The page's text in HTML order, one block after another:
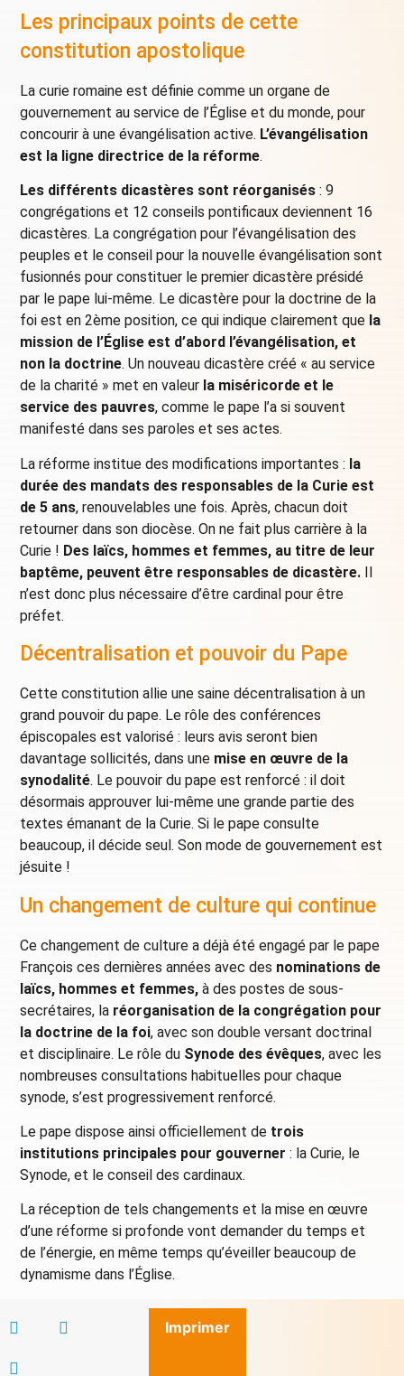
Les principaux points de cette
constitution apostolique
La curie romaine est définie comme un organe de
gouvernement au service de l’Église et du monde, pour
concourir à une évangélisation active. L’évangélisation
est la ligne directrice de la réforme.
Les différents dicastères sont réorganisés : 9
congrégations et 12 conseils pontificaux deviennent 16
dicastères. La congrégation pour l’évangélisation des
peuples et le conseil pour la nouvelle évangélisation sont
fusionnés pour constituer le premier dicastère présidé
par le pape lui-même. Le dicastère pour la doctrine de la
foi est en 2ème position, ce qui indique clairement que la
mission de l’Église est d’abord l’évangélisation, et
non la doctrine. Un nouveau dicastère créé « au service
de la charité » met en valeur la miséricorde et le
service des pauvres, comme le pape l’a si souvent
manifesté dans ses paroles et ses actes.
La réforme institue des modifications importantes : la
durée des mandats des responsables de la Curie est
de 5 ans, renouvelables une fois. Après, chacun doit
retourner dans son diocèse. On ne fait plus carrière à la
Curie ! Des laïcs, hommes et femmes, au titre de leur
baptême, peuvent être responsables de dicastère. Il
n’est donc plus nécessaire d’être cardinal pour être
préfet.
Décentralisation et pouvoir du Pape
Cette constitution allie une saine décentralisation à un
grand pouvoir du pape. Le rôle des conférences
épiscopales est valorisé : leurs avis seront bien
davantage sollicités, dans une mise en œuvre de la
synodalité. Le pouvoir du pape est renforcé : il doit
désormais approuver lui-même une grande partie des
textes émanant de la Curie. Si le pape consulte
beaucoup, il décide seul. Son mode de gouvernement est
jésuite !
Un changement de culture qui continue
Ce changement de culture a déjà été engagé par le pape
François ces dernières années avec des nominations de
laïcs, hommes et femmes, à des postes de sous-
secrétaires, la réorganisation de la congrégation pour
la doctrine de la foi, avec son double versant doctrinal
et disciplinaire. Le rôle du Synode des évêques, avec les
nombreuses consultations habituelles pour chaque
synode, s’est progressivement renforcé.
Le pape dispose ainsi officiellement de trois
institutions principales pour gouverner : la Curie, le
Synode, et le conseil des cardinaux.
La réception de tels changements et la mise en œuvre
d’une réforme si profonde vont demander du temps et
de l’énergie, en même temps qu’éveiller beaucoup de
dynamisme dans l’Église.
Imprimer